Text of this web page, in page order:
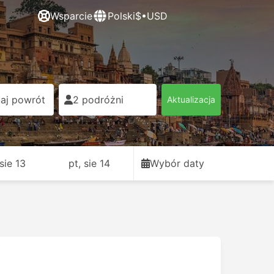
Wsparcie Polski$•USD
powrót 2 podróżni Aktualizacja
13 pt, sie 14 Wybór daty